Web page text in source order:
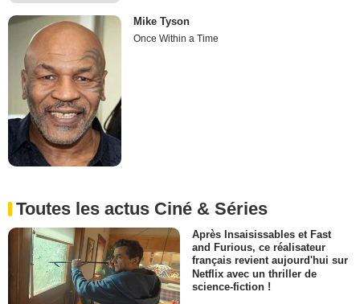
Mike Tyson
Once Within a Time
Toutes les actus Ciné & Séries
Après Insaisissables et Fast
and Furious, ce réalisateur
français revient aujourd'hui sur
Netflix avec un thriller de
science-fiction !